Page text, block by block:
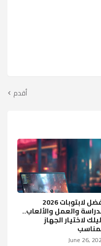
أقدم
أفضل لابتوبات 2026
والعمل والألعاب..
لاختيار الجهاز
June 26,